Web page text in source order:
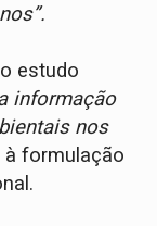
estudo
informação
nos
à formulação